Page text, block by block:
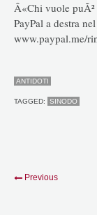
Â«Chi vuole
PayPal a destra
www.paypal.me/
ANTIDOTI
TAGGED: SINODO
Previous